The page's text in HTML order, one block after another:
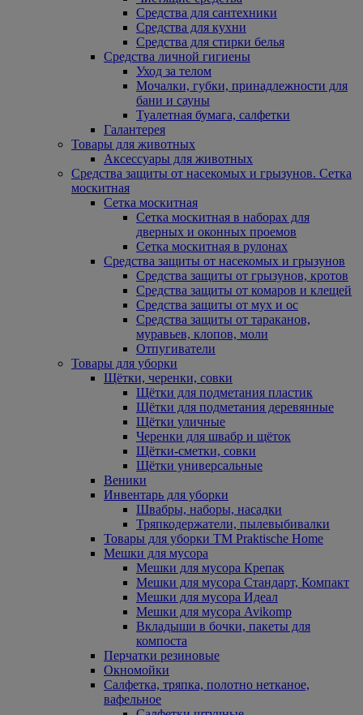
Средства для сантехники
Средства для кухни
Средства для стирки белья
Средства личной гигиены
Уход за телом
Мочалки, губки, принадлежности для
бани и сауны
Туалетная бумага, салфетки
Галантерея
Товары для животных
Аксессуары для животных
Средства защиты от насекомых и грызунов. Сетка
москитная
Сетка москитная
Сетка москитная в наборах для
дверных и оконных проемов
Сетка москитная в рулонах
Средства защиты от насекомых и грызунов
Средства защиты от грызунов, кротов
Средства защиты от комаров и клещей
Средства защиты от мух и ос
Средства защиты от тараканов,
муравьев, клопов, моли
Отпугиватели
Товары для уборки
Щётки, черенки, совки
Щётки для подметания пластик
Щётки для подметания деревянные
Щётки уличные
Черенки для швабр и щёток
Щётки-сметки, совки
Щётки универсальные
Веники
Инвентарь для уборки
Швабры, наборы, насадки
Тряпкодержатели, пылевыбивалки
Товары для уборки ТМ Praktische Home
Мешки для мусора
Мешки для мусора Крепак
Мешки для мусора Стандарт, Компакт
Мешки для мусора Идеал
Мешки для мусора Avikomp
Вкладыши в бочки, пакеты для
компоста
Перчатки резиновые
Окномойки
Салфетка, тряпка, полотно нетканое,
вафельное